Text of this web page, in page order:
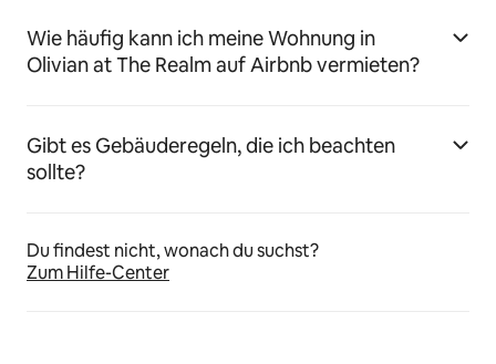
Wie häufig kann ich meine Wohnung in
Olivian at The Realm auf Airbnb vermieten?
Gibt es Gebäuderegeln, die ich beachten
sollte?
Du findest nicht, wonach du suchst?
Zum Hilfe-Center